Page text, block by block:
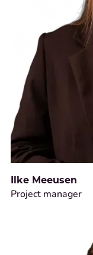
Ilke Meeusen
Project manager